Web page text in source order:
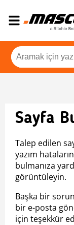
Sayfa
Talep edilen
yazım
bulmanıza
görüntüleyin.
Başka bir
bir e-posta
için teşekkür